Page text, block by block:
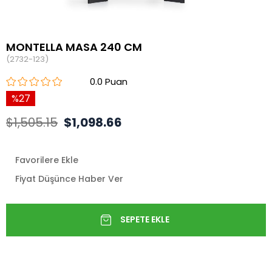
MONTELLA MASA 240 CM
(2732-123)
0.0
27
$1,505.15 $1,098.66
Favorilere Ekle
Fiyat Düşünce Haber Ver